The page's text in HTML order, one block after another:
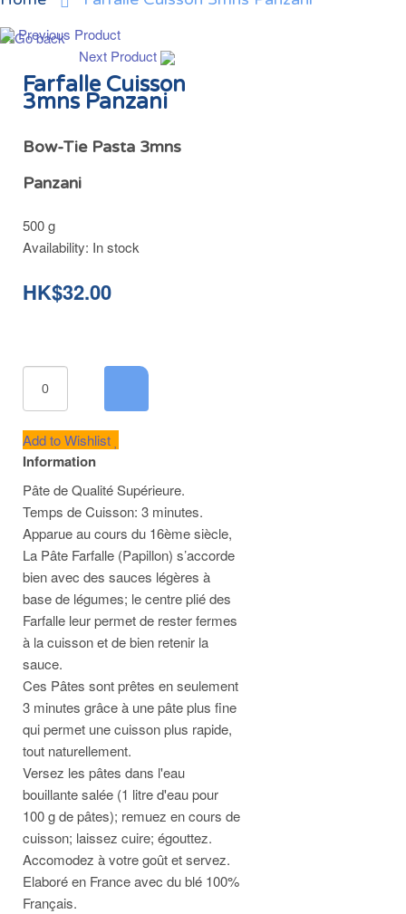
Previous Product
Next Product
Farfalle Cuisson
3mns Panzani
Bow-Tie Pasta 3mns
Panzani
500 g
Availability: In stock
HK$32.00
Add to Wishlist
Information
Pâte de Qualité Supérieure.
Temps de Cuisson: 3 minutes.
Apparue au cours du 16ème siècle,
La Pâte Farfalle (Papillon) s’accorde
bien avec des sauces légères à
base de légumes; le centre plié des
Farfalle leur permet de rester fermes
à la cuisson et de bien retenir la
sauce.
Ces Pâtes sont prêtes en seulement
3 minutes grâce à une pâte plus fine
qui permet une cuisson plus rapide,
tout naturellement.
Versez les pâtes dans l'eau
bouillante salée (1 litre d'eau pour
100 g de pâtes); remuez en cours de
cuisson; laissez cuire; égouttez.
Accomodez à votre goût et servez.
Elaboré en France avec du blé 100%
Français.